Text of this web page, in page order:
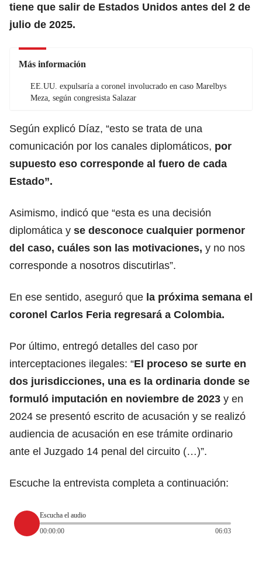
tiene que salir de Estados Unidos antes del 2 de
julio de 2025.
Más información
EE.UU. expulsaría a coronel involucrado en caso Marelbys
Meza, según congresista Salazar
Según explicó Díaz, “esto se trata de una
comunicación por los canales diplomáticos, por
supuesto eso corresponde al fuero de cada
Estado”.
Asimismo, indicó que “esta es una decisión
diplomática y se desconoce cualquier pormenor
del caso, cuáles son las motivaciones, y no nos
corresponde a nosotros discutirlas”.
En ese sentido, aseguró que la próxima semana el
coronel Carlos Feria regresará a Colombia.
Por último, entregó detalles del caso por
interceptaciones ilegales: “El proceso se surte en
dos jurisdicciones, una es la ordinaria donde se
formuló imputación en noviembre de 2023 y en
2024 se presentó escrito de acusación y se realizó
audiencia de acusación en ese trámite ordinario
ante el Juzgado 14 penal del circuito (…)”.
Escuche la entrevista completa a continuación:
Escucha el audio
00:00:00
06:03